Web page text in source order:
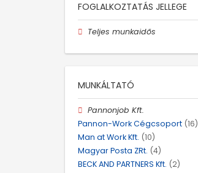
FOGLALKOZTATÁS JELLEGE
Teljes munkaidős
MUNKÁLTATÓ
Pannonjob Kft.
Pannon-Work Cégcsoport (16)
Man at Work Kft. (10)
Magyar Posta ZRt. (4)
BECK AND PARTNERS Kft. (2)